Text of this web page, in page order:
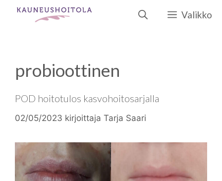
Siirry
Valikko
probioottinen
POD hoitotulos kasvohoitosarjalla
02/05/2023 kirjoittaja Tarja Saari